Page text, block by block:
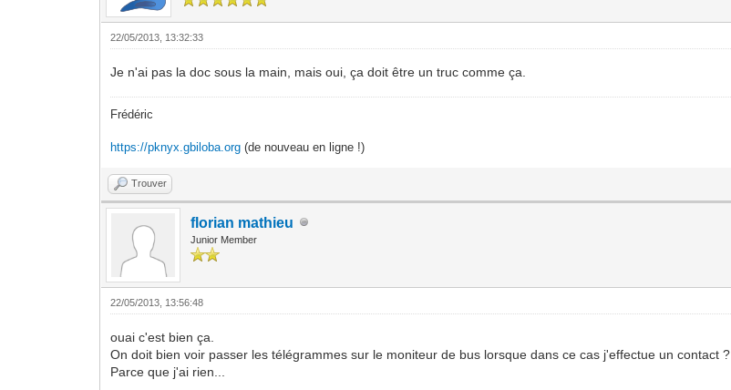
22/05/2013, 13:32:33
Je n'ai pas la doc sous la main, mais oui, ça doit être un truc comme ça.
Frédéric
https://pknyx.gbiloba.org (de nouveau en ligne !)
Trouver
florian mathieu
Junior Member
22/05/2013, 13:56:48
ouai c'est bien ça.
On doit bien voir passer les télégrammes sur le moniteur de bus lorsque dans ce cas j'effectue un contact ?
Parce que j'ai rien...